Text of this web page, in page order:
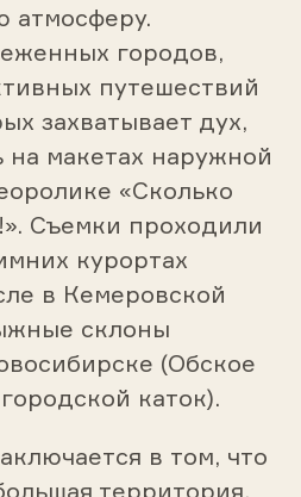
атмосферу.
городов,
путешествий
захватывает дух,
на макетах наружной
«Сколько
Съемки проходили
курортах
в Кемеровской
склоны
(Обское
каток).
в том, что
территория,